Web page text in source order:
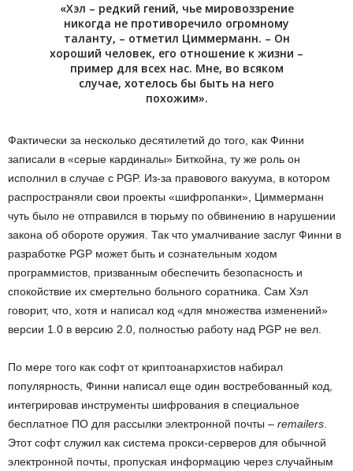
«Хэл – редкий гений, чье мировоззрение
никогда не противоречило огромному
таланту, – отметил Циммерманн. – Он
хороший человек, его отношение к жизни –
пример для всех нас. Мне, во всяком
случае, хотелось бы быть на него
похожим».
Фактически за несколько десятилетий до того, как Финни
записали в «серые кардиналы» Биткойна, ту же роль он
исполнил в случае с PGP. Из-за правового вакуума, в котором
распространяли свои проекты «шифропанки», Циммерманн
чуть было не отправился в тюрьму по обвинению в нарушении
закона об обороте оружия. Так что умалчивание заслуг Финни в
разработке PGP может быть и сознательным ходом
программистов, призванным обеспечить безопасность и
спокойствие их смертельно больного соратника. Сам Хэл
говорит, что, хотя и написал код «для множества изменений»
версии 1.0 в версию 2.0, полностью работу над PGP не вел.
По мере того как софт от криптоанархистов набирал
популярность, Финни написал еще один востребованный код,
интегрировав инструменты шифрования в специальное
бесплатное ПО для рассылки электронной почты – remailers.
Этот софт служил как система прокси-серверов для обычной
электронной почты, пропуская информацию через случайным